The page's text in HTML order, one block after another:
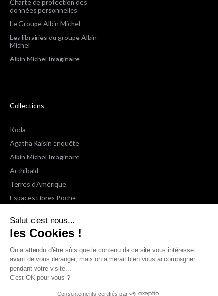
les Cookies !
ce site vous intéresse avant de vous
déranger, mais on aimerait bien vous accompagner pendant votre
visite...
C'est OK pour vous ?
Consentements certifiés par
Charte de protection des
données personnelles
Le Groupe Albin Michel
Les librairies du groupe Albin
Michel
Albin Michel Imaginaire
Collections
Koda
Agatha Raisin enquête
Albin Michel Imaginaire
Archibald
Terres d'Amérique
Espaces Libres Poche
Wiz
Voir toutes les collections
Nous suivre